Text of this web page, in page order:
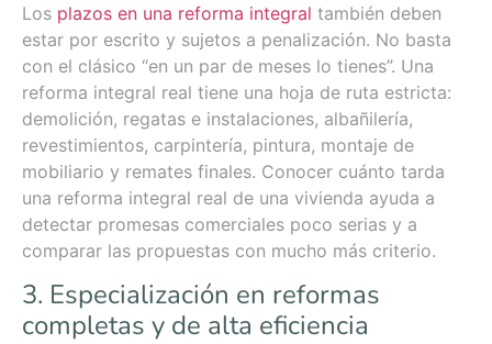
Los plazos en una reforma integral también deben
estar por escrito y sujetos a penalización. No basta
con el clásico “en un par de meses lo tienes”. Una
reforma integral real tiene una hoja de ruta estricta:
demolición, regatas e instalaciones, albañilería,
revestimientos, carpintería, pintura, montaje de
mobiliario y remates finales. Conocer cuánto tarda
una reforma integral real de una vivienda ayuda a
detectar promesas comerciales poco serias y a
comparar las propuestas con mucho más criterio.
3. Especialización en reformas
completas y de alta eficiencia